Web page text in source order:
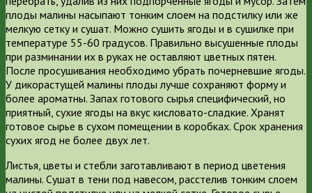
плоды малины насыпают тонким слоем на подстилку или же
мелкую сетку и сушат. Можно сушить ягоды и в сушилке при
температуре 55-60 градусов. Правильно высушенные плоды
при разминании их в руках не оставляют цветных пятен.
После просушивания необходимо убрать почерневшие ягоды.
У дикорастущей малины плоды лучше сохраняют форму и
более ароматны. Запах готового сырья специфический, но
приятный, сухие ягоды на вкус кисловато-сладкие. Хранят
готовое сырье в сухом помещении в коробках. Срок хранения
сухих ягод не более двух лет.
Листья, цветы и стебли заготавливают в период цветения
малины. Сушат в тени под навесом, расстелив тонким слоем